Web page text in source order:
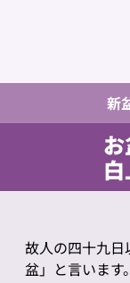
新
お
故人の四十九
盆」と言いま